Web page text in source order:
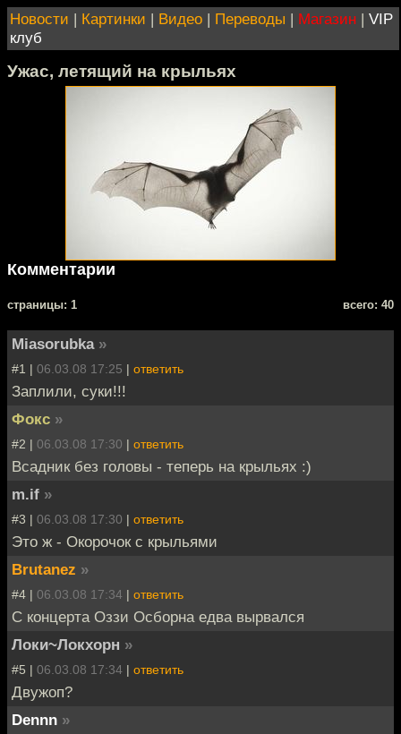
Новости | Картинки | Видео | Переводы | Магазин | VIP
клуб
Ужас, летящий на крыльях
Комментарии
cтраницы: 1 всего: 40
Miasorubka »
#1 | 06.03.08 17:25 | ответить
Заплили, суки!!!
Фокс »
#2 | 06.03.08 17:30 | ответить
Всадник без головы - теперь на крыльях :)
m.if »
#3 | 06.03.08 17:30 | ответить
Это ж - Окорочок с крыльями
Brutanez »
#4 | 06.03.08 17:34 | ответить
С концерта Оззи Осборна едва вырвался
Локи~Локхорн »
#5 | 06.03.08 17:34 | ответить
Двужоп?
Dennn »